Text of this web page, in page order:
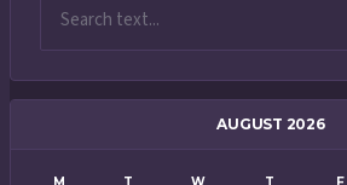
AUGUST 2026